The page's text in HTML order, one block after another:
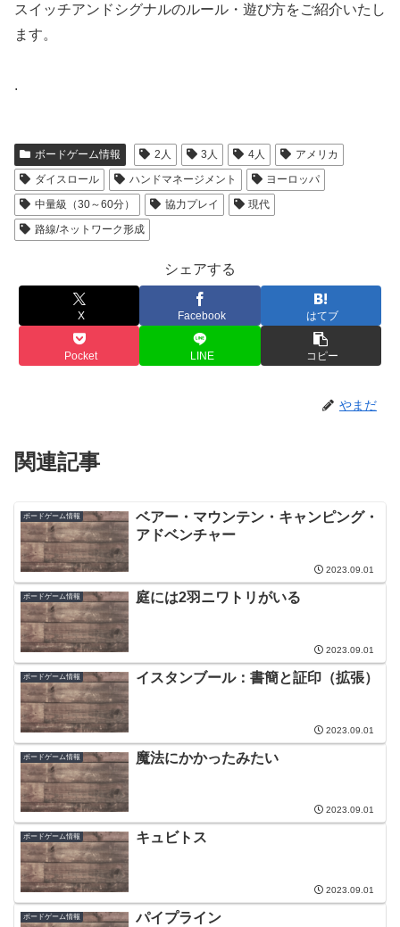
スイッチアンドシグナルのルール・遊び方をご紹介いたし
ます。
.
ボードゲーム情報 2人 3人 4人
アメリカ
ダイスロール
ハンドマネージメント
ヨーロッパ
中量級（30～60分）
協力プレイ
現代
路線/ネットワーク形成
シェアする
X Facebook はてブ
Pocket LINE コピー
やまだ
関連記事
ボードゲーム情報
ベアー・マウンテン・キャンピング・
アドベンチャー
2023.09.01
ボードゲーム情報 庭には2羽ニワトリがいる
2023.09.01
ボードゲーム情報 イスタンブール：書簡と証印（拡張）
2023.09.01
ボードゲーム情報 魔法にかかったみたい
2023.09.01
ボードゲーム情報 キュビトス
2023.09.01
ボードゲーム情報 パイプライン